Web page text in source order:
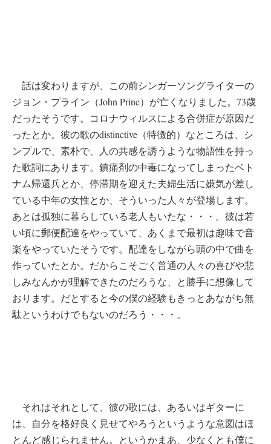
話は変わりますが、この前シンガーソングライターの
ジョン・プライン（John Prine）が亡くなりました。73歳
だったそうです。コロナウィルスによる合併症が原因だ
ったとか。彼の歌のdistinctive（特徴的）なところは、シ
ンプルで、素朴で、人の共感を誘うような物語性を持っ
た歌詞にあります。鎮痛剤の中毒になってしまったベト
ナム帰還兵とか、停滞期を迎えた夫婦生活に嫌気が差し
ている中年の女性とか、そういった人々が登場します。
あとは孤独に暮らしている老人もいたな・・・。彼は若
い頃に郵便配達をやっていて、あくまで最初は趣味で音
楽をやっていたそうです。配達をしながら頭の中で曲を
作っていたとか。だからこそごく普通の人々の喜びや悲
しみなんかが理解できたのだろうな、と勝手に想像して
おります。だとすると今の僕の経験もきっとあながち無
駄というわけでもないのだろう・・・。
それはそれとして、彼の歌には、あるいはギターに
は、自分を格好良く見せてやろうというような意図はほ
とんど感じられません。というかまあ、少なくとも僕に